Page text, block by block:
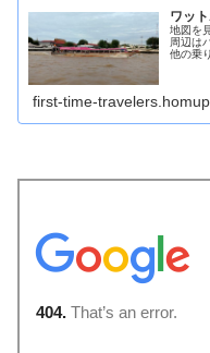
ワッ
地図を
周辺は
他の乗
first-time-